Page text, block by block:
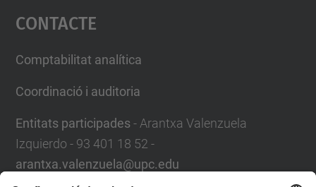
powered by
Contacte
Comptabilitat analítica
Coordinació i auditoria
Entitats participades - Arantxa Valenzuela
Izquierdo - 93 401 18 52 -
arantxa.valenzuela@upc.edu